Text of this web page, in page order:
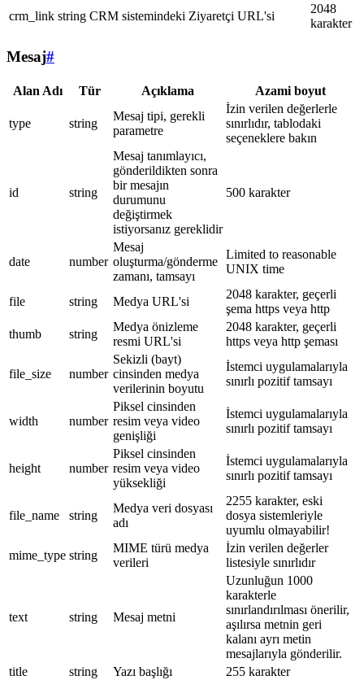
crm_link string CRM sistemindeki Ziyaretçi URL'si
2048
karakter
Mesaj#
Alan Adı Tür Açıklama Azami boyut
type string
Mesaj tipi, gerekli
parametre
İzin verilen değerlerle
sınırlıdır, tablodaki
seçeneklere bakın
id string
Mesaj tanımlayıcı,
gönderildikten sonra
bir mesajın
durumunu
değiştirmek
istiyorsanız gereklidir
500 karakter
date number
Mesaj
oluşturma/gönderme
zamanı, tamsayı
Limited to reasonable
UNIX time
file string Medya URL'si
2048 karakter, geçerli
şema https veya http
thumb
string
Medya önizleme
resmi URL'si
2048 karakter, geçerli
https veya http şeması
file_size number
Sekizli (bayt)
cinsinden medya
verilerinin boyutu
İstemci uygulamalarıyla
sınırlı pozitif tamsayı
width number
Piksel cinsinden
resim veya video
genişliği
İstemci uygulamalarıyla
sınırlı pozitif tamsayı
height number
Piksel cinsinden
resim veya video
yüksekliği
İstemci uygulamalarıyla
sınırlı pozitif tamsayı
file_name string
Medya veri dosyası
adı
2255 karakter, eski
dosya sistemleriyle
uyumlu olmayabilir!
mime_type string
MIME türü medya
verileri
İzin verilen değerler
listesiyle sınırlıdır
text string Mesaj metni
Uzunluğun 1000
karakterle
sınırlandırılması önerilir,
aşılırsa metnin geri
kalanı ayrı metin
mesajlarıyla gönderilir.
title
string Yazı başlığı
255 karakter